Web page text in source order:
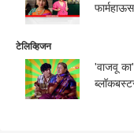
टेलिव्हिजन
'वाजवू